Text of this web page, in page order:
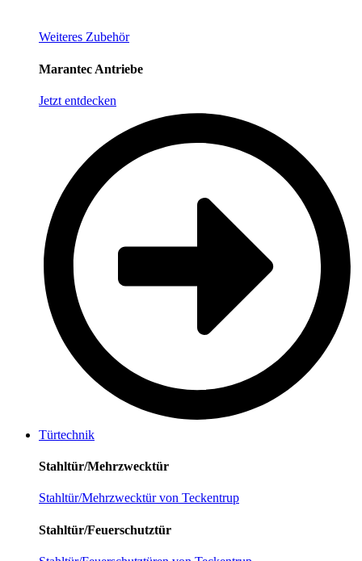
Weiteres Zubehör
Marantec Antriebe
Jetzt entdecken
Türtechnik
Stahltür/Mehrzwecktür
Stahltür/Mehrzwecktür von Teckentrup
Stahltür/Feuerschutztür